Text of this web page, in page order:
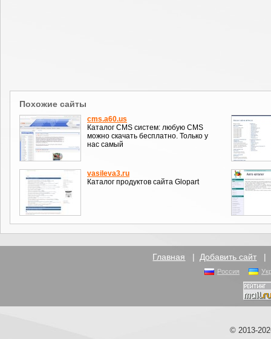
Похожие сайты
cms.a60.us
Каталог CMS систем: любую CMS
можно скачать бесплатно. Только у
нас самый
vasileva3.ru
Каталог продуктов сайта Glopart
Главная | Добавить сайт |
Россия
© 2013-